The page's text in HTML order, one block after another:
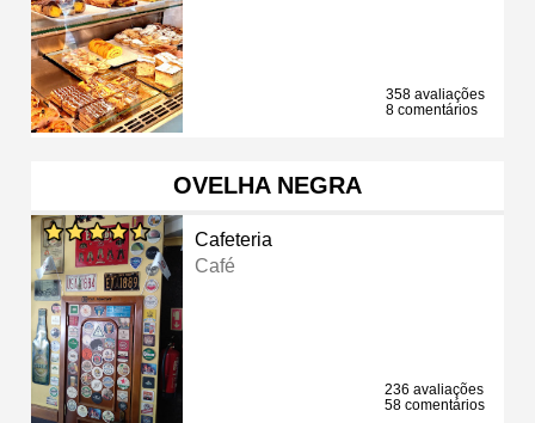
358 avaliações
8 comentários
OVELHA NEGRA
Cafeteria
Café
236 avaliações
58 comentários